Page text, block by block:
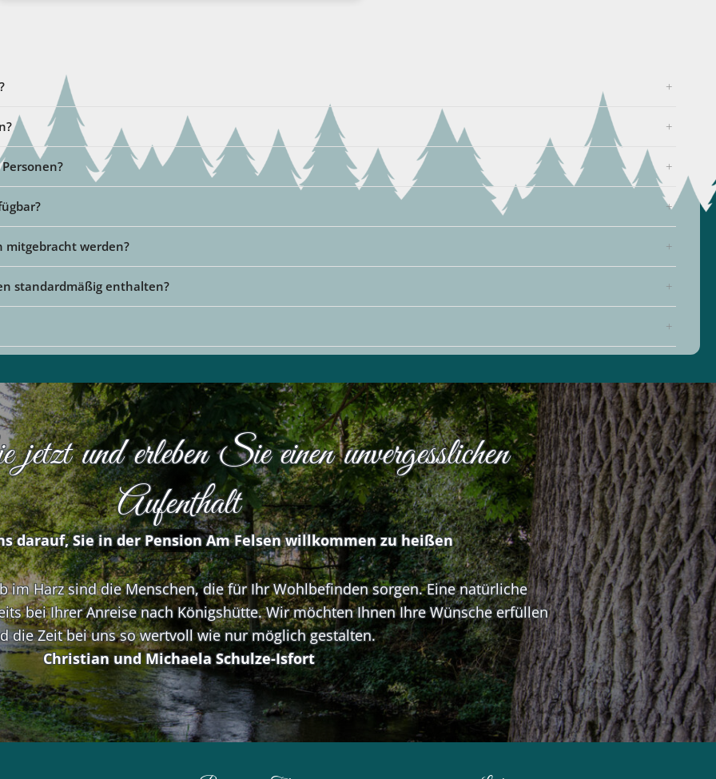
mitgebracht werden?
standardmäßig enthalten?
und erleben Sie einen unvergesslichen
Aufenthalt
darauf, Sie in der Pension Am Felsen willkommen zu heißen
im Harz sind die Menschen, die für Ihr Wohlbefinden sorgen. Eine natürliche
bei Ihrer Anreise nach Königshütte. Wir möchten Ihnen Ihre Wünsche erfüllen
die Zeit bei uns so wertvoll wie nur möglich gestalten.
Christian und Michaela Schulze-Isfort